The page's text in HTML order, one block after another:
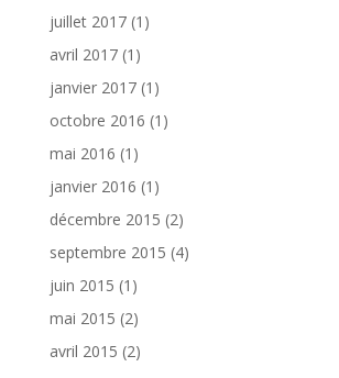
juillet 2017(1)
avril 2017(1)
janvier 2017(1)
octobre 2016 (1)
mai 2016 (1)
janvier 2016 (1)
décembre 2015 (2)
septembre 2015 (4)
juin 2015 (1)
mai 2015 (2)
avril 2015 (2)